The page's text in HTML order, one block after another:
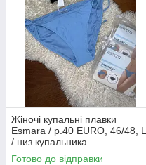
Жіночі купальні плавки
Esmara / р.40 EURO, 46/48, L
/ низ купальника
Готово до відправки